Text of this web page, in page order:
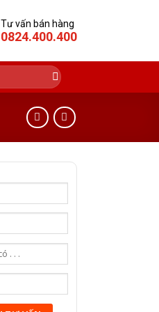
Tư vấn bán hàng
0824.400.400